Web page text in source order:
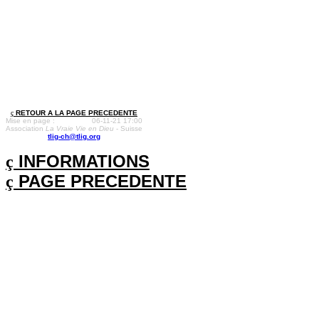
ç RETOUR A LA PAGE PRECEDENTE
Mise en page :
06-11-21 17:00
Association La Vraie Vie en Dieu - Suisse
tlig-ch@tlig.org
ç INFORMATIONS
ç PAGE PRECEDENTE